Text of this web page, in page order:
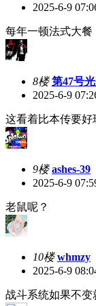
2025-6-9
每年一顿法式大餐
8楼 第47号
2025-6-9
这看着比本传要好
9楼 ashes-39
2025-6-9
老鼠呢？
10楼 whmzy
2025-6-9
战斗系统如果不